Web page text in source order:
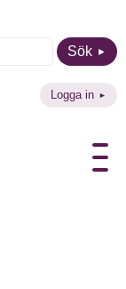
Sök
Logga in